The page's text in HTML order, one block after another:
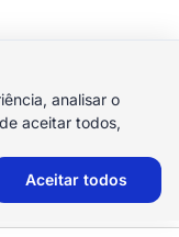
reservados.
pix
analisar o
aceitar todos,
Aceitar todos